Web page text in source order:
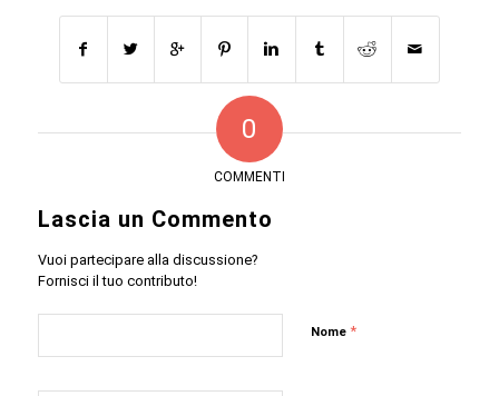
0
COMMENTI
Lascia un Commento
Vuoi partecipare alla discussione?
Fornisci il tuo contributo!
Nome *